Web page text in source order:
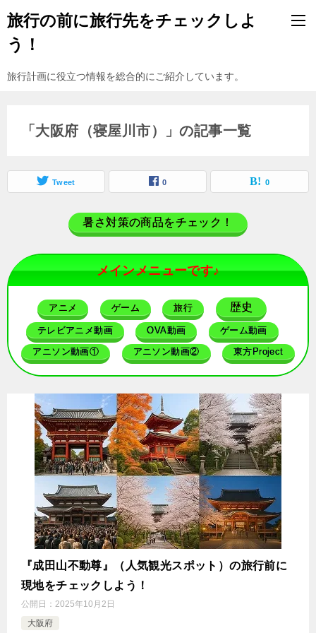
旅行の前に旅行先をチェックしよ
う！
旅行計画に役立つ情報を総合的にご紹介しています。
「大阪府（寝屋川市）」の記事一覧
Tweet 0 0
暑さ対策の商品をチェック！
メインメニューです♪
アニメ ゲーム 旅行 歴史
テレビアニメ動画 OVA動画 ゲーム動画
アニソン動画① アニソン動画② 東方Project
『成田山不動尊』（人気観光スポット）の旅行前に
現地をチェックしよう！
公開日： 2025年10月2日
大阪府